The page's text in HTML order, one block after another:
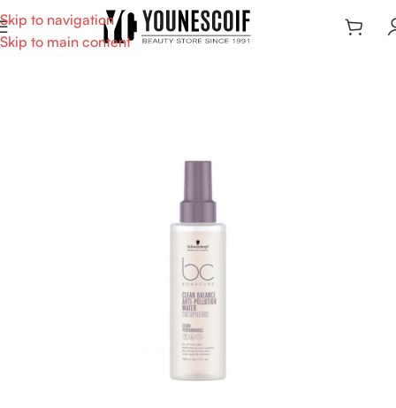
Skip to navigation
Skip to main content